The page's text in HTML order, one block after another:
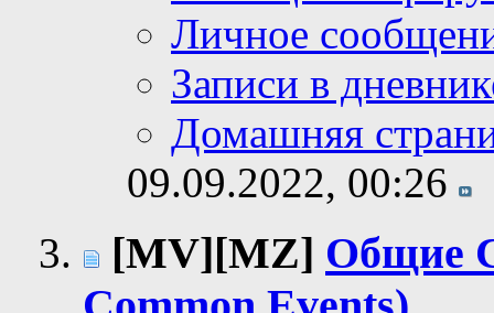
Личное
Записи в
Домашняя
09.09.2022, 00:26
[MV][MZ] Общие